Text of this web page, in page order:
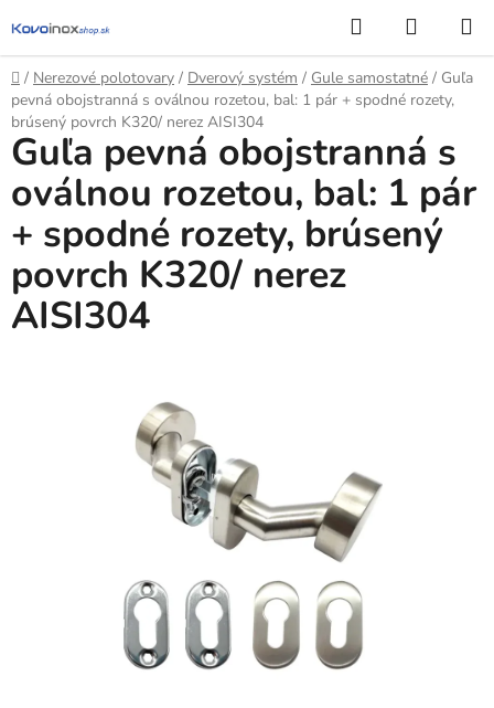
na
obsah
Hľadať
KOŠÍK
Domov
/ Nerezové polotovary / Dverový systém / Gule samostatné / Guľa
pevná obojstranná s oválnou rozetou, bal: 1 pár + spodné rozety,
brúsený povrch K320/ nerez AISI304
Guľa pevná obojstranná s
oválnou rozetou, bal: 1 pár
+ spodné rozety, brúsený
povrch K320/ nerez
AISI304